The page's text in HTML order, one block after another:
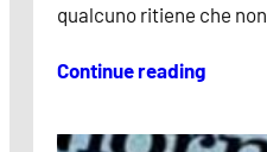
qualcuno ritiene che non
Continue reading